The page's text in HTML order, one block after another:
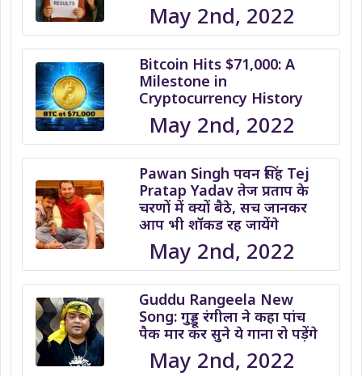
May 2nd, 2022
Bitcoin Hits $71,000: A
Milestone in
Cryptocurrency History
May 2nd, 2022
Pawan Singh पवन सिंह Tej
Pratap Yadav तेज प्रताप के
चरणों में क्यों बैठे, सच जानकर
आप भी शॉकड रह जायेंगे
May 2nd, 2022
Guddu Rangeela New
Song: गुड्डू रंगीला ने कहा पांच
पैक मार कर सुने ये गाना रो पड़ेंगे
May 2nd, 2022